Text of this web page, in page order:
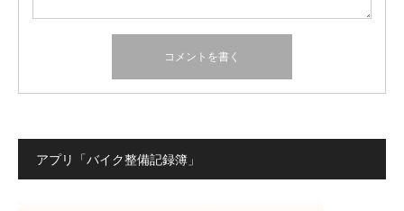
アプリ「バイク整備記録簿」